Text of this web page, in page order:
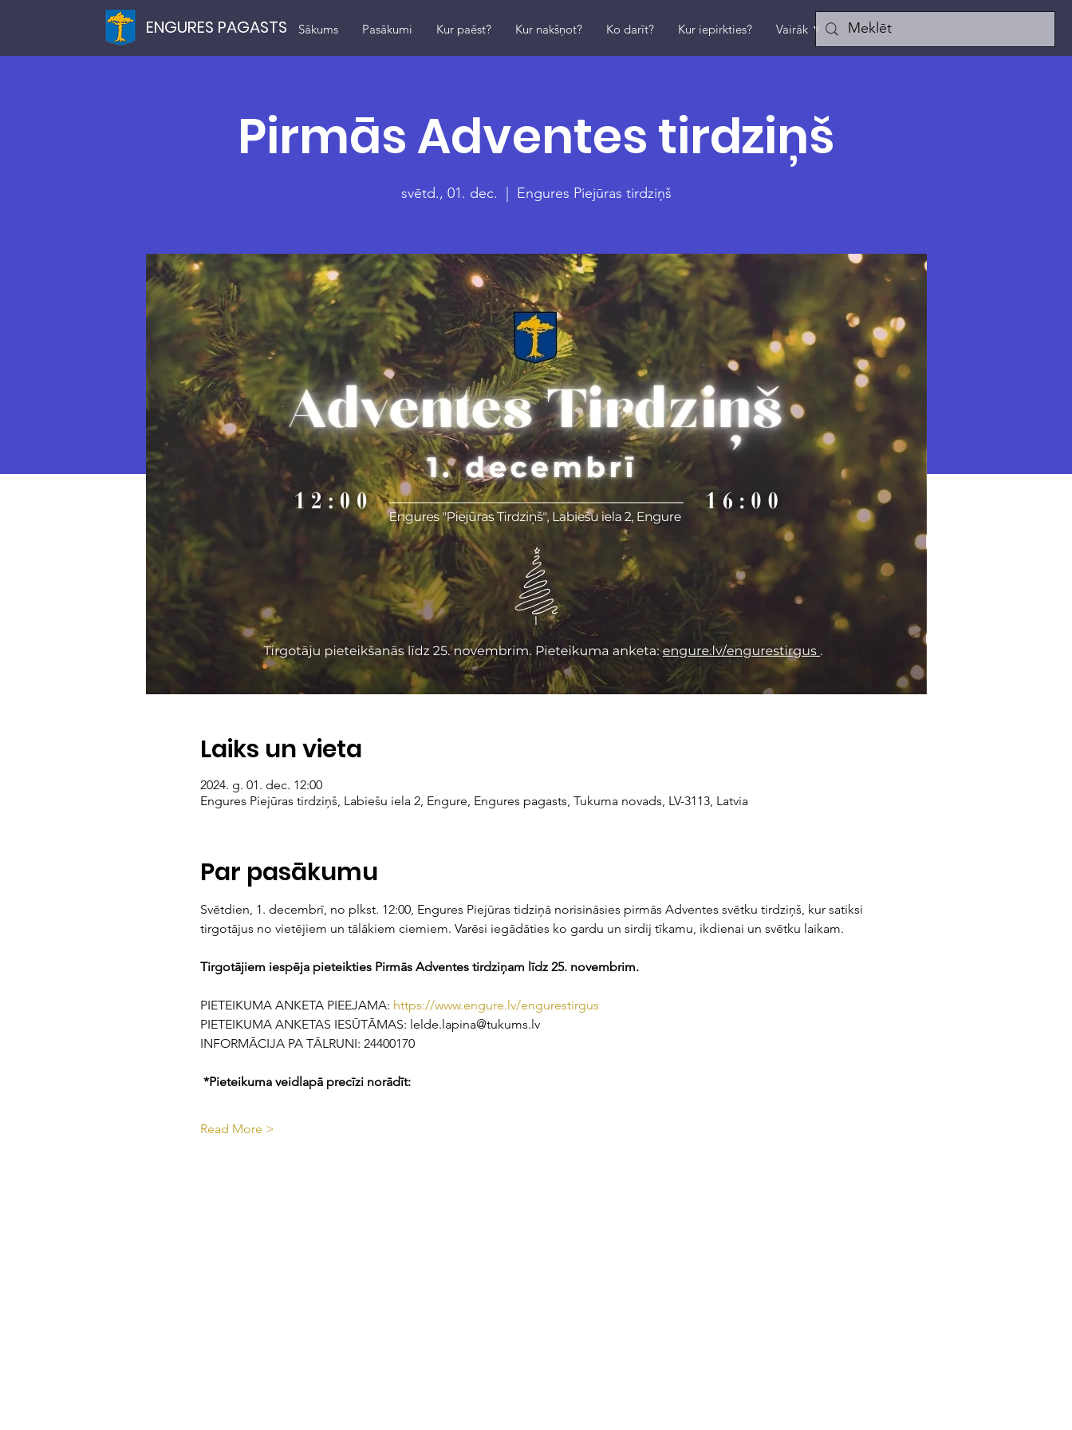
ENGURES PAGASTS Sākums Pasākumi Kur paēst? Kur nakšņot? Ko darīt? Kur iepirkties? Vairāk ▼
Pirmās Adventes tirdziņš
svētd., 01. dec. Engures Piejūras tirdziņš
Laiks un vieta
2024. g. 01. dec. 12:00
Engures Piejūras tirdziņš, Labiešu iela 2, Engure, Engures pagasts, Tukuma novads, LV-3113, Latvia
Par pasākumu
Svētdien, 1. decembrī, no plkst. 12:00, Engures Piejūras tidziņā norisināsies pirmās Adventes svētku tirdziņš, kur satiksi
tirgotājus no vietējiem un tālākiem ciemiem. Varēsi iegādāties ko gardu un sirdij tīkamu, ikdienai un svētku laikam.
Tirgotājiem iespēja pieteikties Pirmās Adventes tirdziņam līdz 25. novembrim.
PIETEIKUMA ANKETA PIEEJAMA: https://www.engure.lv/engurestirgus
PIETEIKUMA ANKETAS IESŪTĀMAS: lelde.lapina@tukums.lv
INFORMĀCIJA PA TĀLRUNI: 24400170
*Pieteikuma veidlapā precīzi norādīt:
Read More >